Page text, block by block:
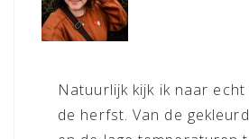
Natuurlijk kijk ik naar echt
de herfst. Van de